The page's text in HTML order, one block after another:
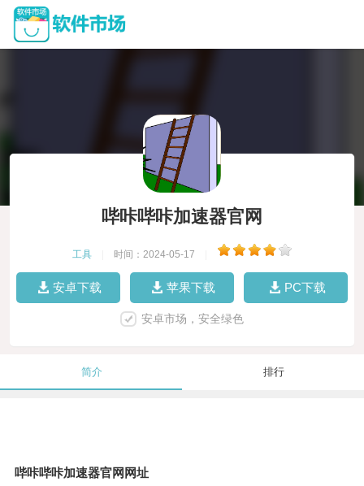
哔咔哔咔加速器官网
工具 时间：2024-05-17
安卓下载 苹果下载 PC下载
安卓市场，安全绿色
简介 排行
哔咔哔咔加速器官网网址